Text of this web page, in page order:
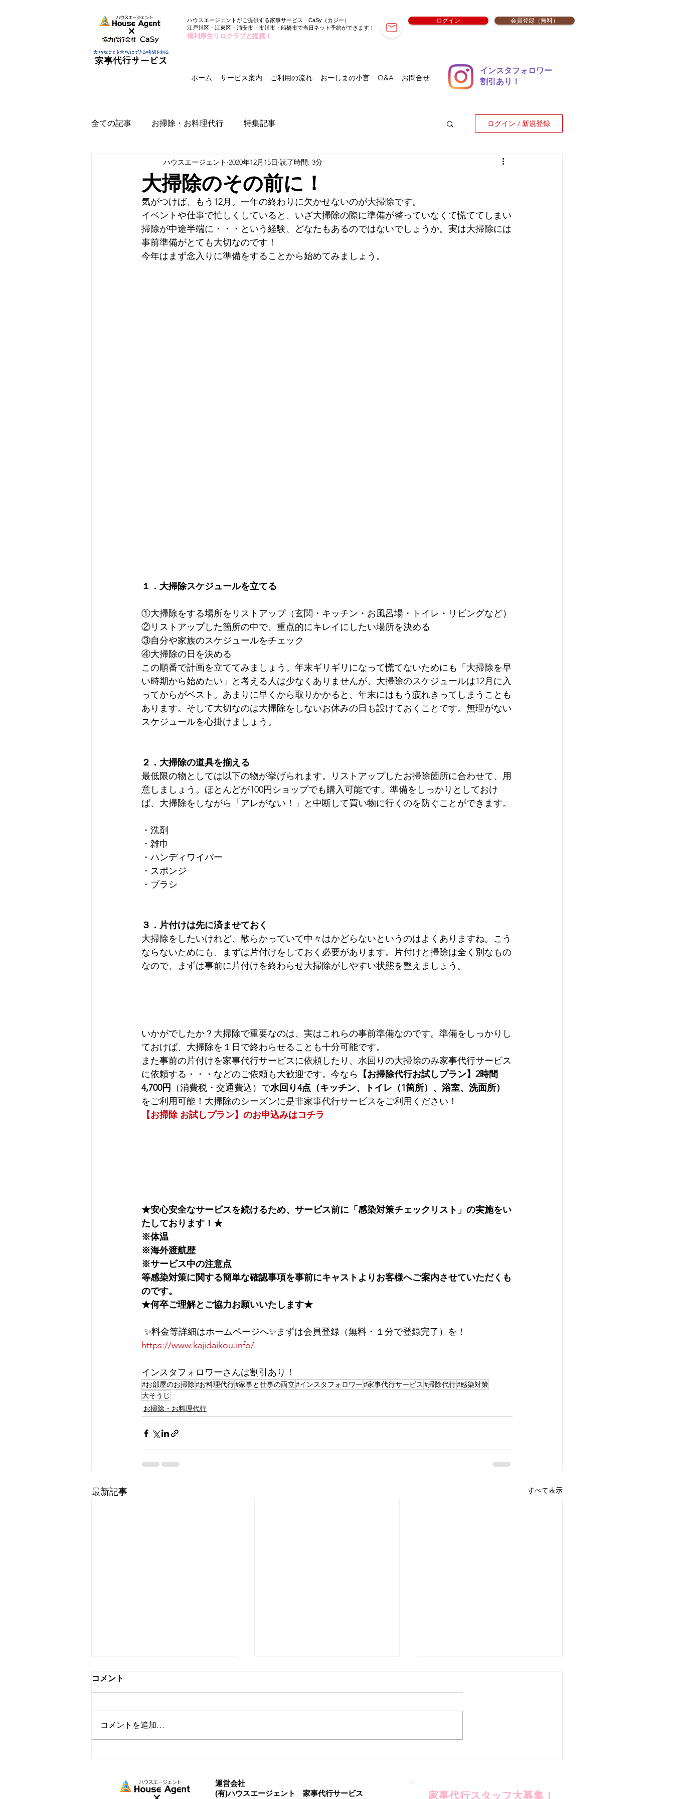
ハウスエージェントがご提供する家事サービス CaSy （カジー）
江戸川区・江東区・浦安市・市川市・船橋市で当日ネット予約ができます！
福利厚生リロクラブと提携！
ログイン 会員登録（無料）
ホーム サービス案内 ご利用の流れ おーしまの小言 Q&A お問合せ
インスタフォロワー
​割引あり！
全ての記事 お掃除・お料理代行 特集記事 ログイン / 新規登録
大掃除のその前に！
ハウスエージェント 2020年12月15日 読了時間: 3分
気がつけば、もう12月。一年の終わりに欠かせないのが大掃除です。
イベントや仕事で忙しくしていると、いざ大掃除の際に準備が整っていなくて慌ててしまい
掃除が中途半端に・・・という経験、どなたもあるのではないでしょうか。実は大掃除には
事前準備がとても大切なのです！
今年はまず念入りに準備をすることから始めてみましょう。
１．大掃除スケジュールを立てる
①大掃除をする場所をリストアップ（玄関・キッチン・お風呂場・トイレ・リビングなど）
②リストアップした箇所の中で、重点的にキレイにしたい場所を決める
③自分や家族のスケジュールをチェック
④大掃除の日を決める
この順番で計画を立ててみましょう。年末ギリギリになって慌てないためにも「大掃除を早
い時期から始めたい」と考える人は少なくありませんが、大掃除のスケジュールは12月に入
ってからがベスト。あまりに早くから取りかかると、年末にはもう疲れきってしまうことも
あります。そして大切なのは大掃除をしないお休みの日も設けておくことです。無理がない
スケジュールを心掛けましょう。
２．大掃除の道具を揃える
最低限の物としては以下の物が挙げられます。リストアップしたお掃除箇所に合わせて、用
意しましょう。ほとんどが100円ショップでも購入可能です。準備をしっかりとしておけ
ば、大掃除をしながら「アレがない！」と中断して買い物に行くのを防ぐことができます。
・洗剤
・雑巾
・ハンディワイパー
・スポンジ
・ブラシ
３．片付けは先に済ませておく
大掃除をしたいけれど、散らかっていて中々はかどらないというのはよくありますね。こう
ならないためにも、まずは片付けをしておく必要があります。片付けと掃除は全く別なもの
なので、まずは事前に片付けを終わらせ大掃除がしやすい状態を整えましょう。
いかがでしたか？大掃除で重要なのは、実はこれらの事前準備なのです。準備をしっかりし
ておけば、大掃除を１日で終わらせることも十分可能です。
また事前の片付けを家事代行サービスに依頼したり、水回りの大掃除のみ家事代行サービス
に依頼する・・・などのご依頼も大歓迎です。今なら 【お掃除代行お試しプラン】2時間
4,700円
（消費税・交通費込）で水回り4点（キッチン、トイレ（1箇所）、浴室、洗面所）
をご利用可能！大掃除のシーズンに是非家事代行サービスをご利用ください！
【お掃除 お試しプラン】のお申込みはコチラ
★安心安全なサービスを続けるため、サービス前に﻿「感染対策チェックリスト」﻿の実施をい
たしております！★
※体温
※海外渡航歴
※サービス中の注意点
等感染対策に関する簡単な確認事項を事前にキャストよりお客様へご案内させていただくも
のです。
★何卒ご理解とご協力お願いいたします★
✨料金等詳細はホームページへ✨まずは会員登録（無料・１分で登録完了）を！
https://www.kajidaikou.info/
インスタフォロワーさんは割引あり！
#お部屋のお掃除#お料理代行#家事と仕事の両立#インスタフォロワー#家事代行サービス #掃除代行#感染対策
大そうじ
お掃除・お料理代行
最新記事 すべて表示
コメント
コメントを追加…
運営会社
(有)ハウスエージェント 家事代行サービス
家事代行スタッフ大募集！